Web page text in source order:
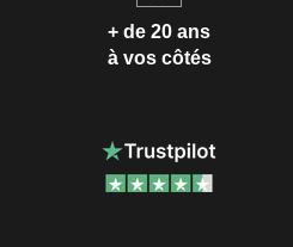
+ de 20 ans
à vos côtés